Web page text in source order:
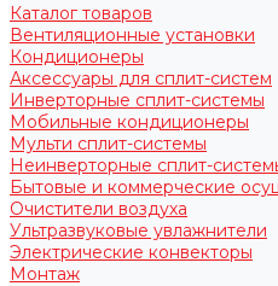
Каталог товаров
Вентиляционные установки
Кондиционеры
Аксессуары для сплит-систем
Инверторные сплит-системы
Мобильные кондиционеры
Мульти сплит-системы
Неинверторные сплит-
Бытовые и коммерческие
Очистители воздуха
Ультразвуковые увлажнители
Электрические конвекторы
Монтаж